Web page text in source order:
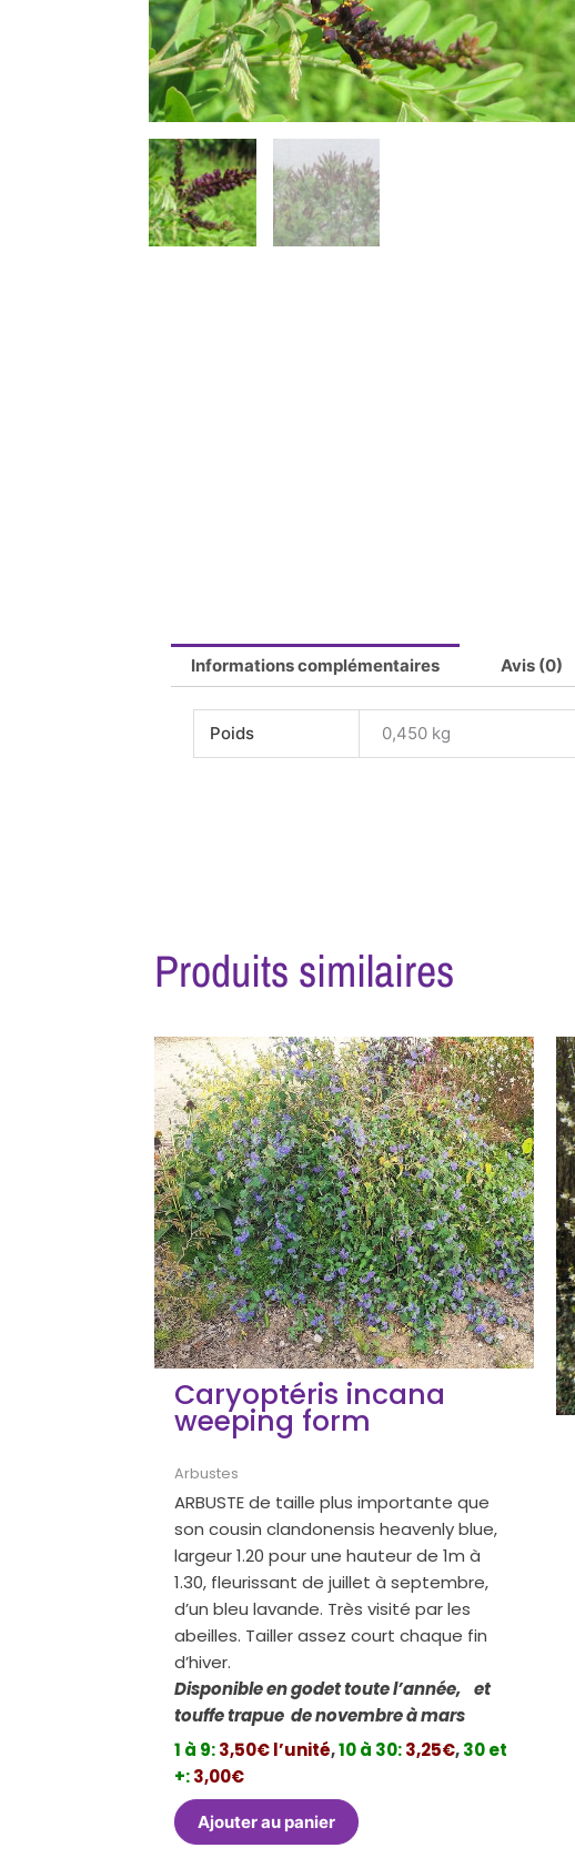
Informations complémentaires Avis (0)
Poids 0,450 kg
Produits similaires
Caryoptéris incana
weeping form
Arbustes
ARBUSTE de taille plus importante que
son cousin clandonensis heavenly blue,
largeur 1.20 pour une hauteur de 1m à
1.30, fleurissant de juillet à septembre,
d’un bleu lavande. Très visité par les
abeilles. Tailler assez court chaque fin
d’hiver.
Disponible en godet toute l’année, et
touffe trapue de novembre à mars
1 à 9:3,50€ l’unité,10 à 30:3,25€,30 et
+:3,00€
Ajouter au panier